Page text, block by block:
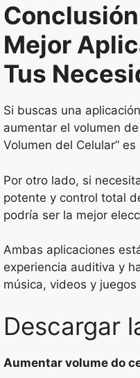
Mejor
Tus
Si buscas una
aumentar el volumen
Volumen del Celular”
Por otro lado, si
potente y control total
podría ser la mejor
Ambas aplicaciones
experiencia auditiva y
música, videos y
Descargar
Aumentar volume do